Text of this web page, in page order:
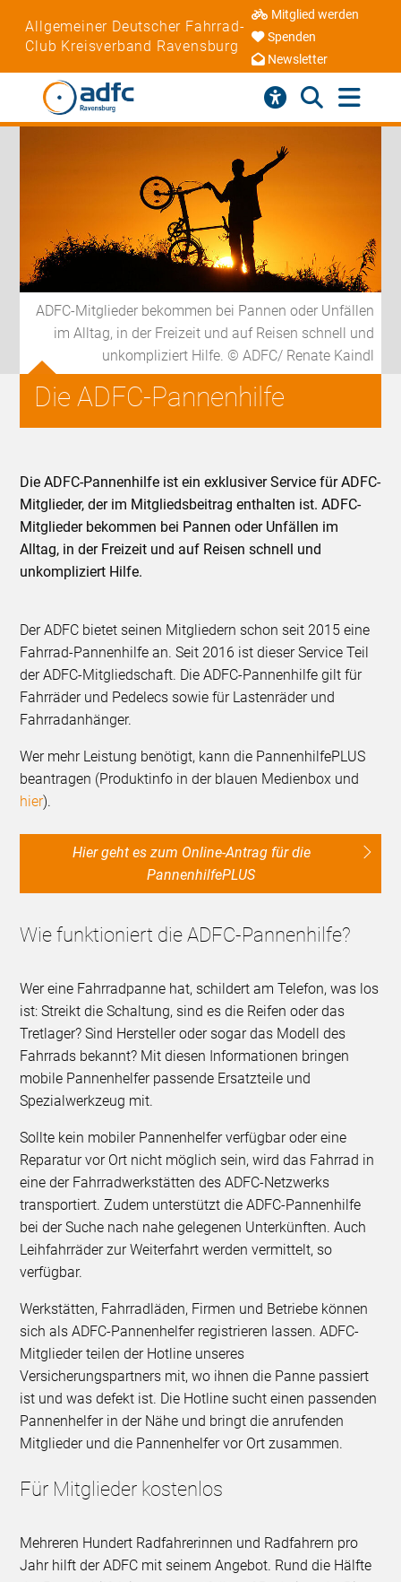
Allgemeiner Deutscher Fahrrad-
Club Kreisverband Ravensburg
Mitglied werden
Spenden
Newsletter
ADFC-Mitglieder bekommen bei Pannen oder Unfällen
im Alltag, in der Freizeit und auf Reisen schnell und
unkompliziert Hilfe. © ADFC/ Renate Kaindl
Die ADFC-Pannenhilfe
Die ADFC-Pannenhilfe ist ein exklusiver Service für ADFC-
Mitglieder, der im Mitgliedsbeitrag enthalten ist. ADFC-
Mitglieder bekommen bei Pannen oder Unfällen im
Alltag, in der Freizeit und auf Reisen schnell und
unkompliziert Hilfe.
Der ADFC bietet seinen Mitgliedern schon seit 2015 eine
Fahrrad-Pannenhilfe an. Seit 2016 ist dieser Service Teil
der ADFC-Mitgliedschaft. Die ADFC-Pannenhilfe gilt für
Fahrräder und Pedelecs sowie für Lastenräder und
Fahrradanhänger.
Wer mehr Leistung benötigt, kann die PannenhilfePLUS
beantragen (Produktinfo in der blauen Medienbox und
hier).
Hier geht es zum Online-Antrag für die
PannenhilfePLUS
Wie funktioniert die ADFC-Pannenhilfe?
Wer eine Fahrradpanne hat, schildert am Telefon, was los
ist: Streikt die Schaltung, sind es die Reifen oder das
Tretlager? Sind Hersteller oder sogar das Modell des
Fahrrads bekannt? Mit diesen Informationen bringen
mobile Pannenhelfer passende Ersatzteile und
Spezialwerkzeug mit.
Sollte kein mobiler Pannenhelfer verfügbar oder eine
Reparatur vor Ort nicht möglich sein, wird das Fahrrad in
eine der Fahrradwerkstätten des ADFC-Netzwerks
transportiert. Zudem unterstützt die ADFC-Pannenhilfe
bei der Suche nach nahe gelegenen Unterkünften. Auch
Leihfahrräder zur Weiterfahrt werden vermittelt, so
verfügbar.
Werkstätten, Fahrradläden, Firmen und Betriebe können
sich als ADFC-Pannenhelfer registrieren lassen. ADFC-
Mitglieder teilen der Hotline unseres
Versicherungspartners mit, wo ihnen die Panne passiert
ist und was defekt ist. Die Hotline sucht einen passenden
Pannenhelfer in der Nähe und bringt die anrufenden
Mitglieder und die Pannenhelfer vor Ort zusammen.
Für Mitglieder kostenlos
Mehreren Hundert Radfahrerinnen und Radfahrern pro
Jahr hilft der ADFC mit seinem Angebot. Rund die Hälfte